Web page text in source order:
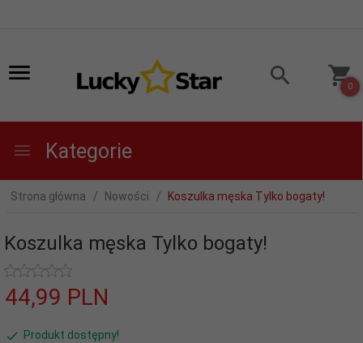
0
Kategorie
Strona główna Nowości Koszulka męska Tylko bogaty!
Koszulka męska Tylko bogaty!
44,99 PLN
Produkt dostępny!